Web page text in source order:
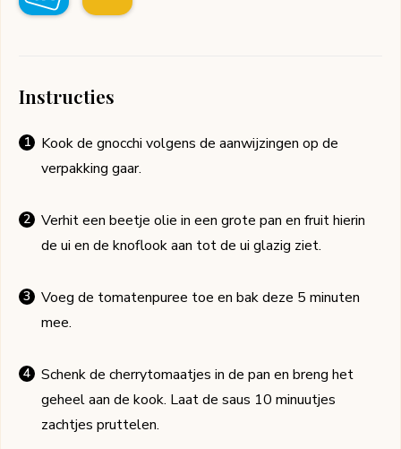
Instructies
Kook de gnocchi volgens de aanwijzingen op de
verpakking gaar.
Verhit een beetje olie in een grote pan en fruit hierin
de ui en de knoflook aan tot de ui glazig ziet.
Voeg de tomatenpuree toe en bak deze 5 minuten
mee.
Schenk de cherrytomaatjes in de pan en breng het
geheel aan de kook. Laat de saus 10 minuutjes
zachtjes pruttelen.